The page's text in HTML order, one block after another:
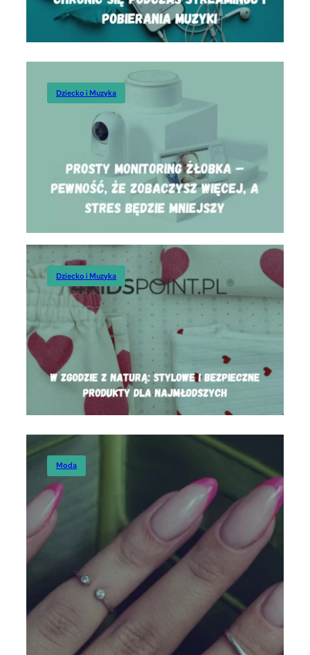
Dziecko i Muzyka
Dziecko i Muzyka
Moda
Moda